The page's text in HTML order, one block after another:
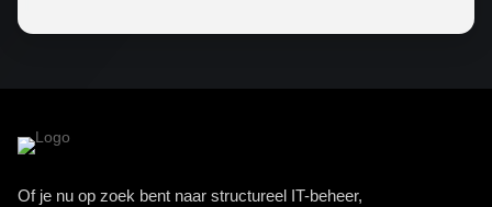
Of je nu op zoek bent naar structureel IT-beheer,